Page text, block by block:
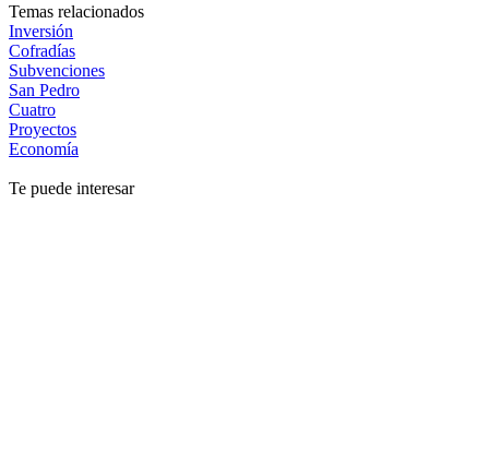
Temas relacionados
Inversión
Cofradías
Subvenciones
San Pedro
Cuatro
Proyectos
Economía
Te puede interesar